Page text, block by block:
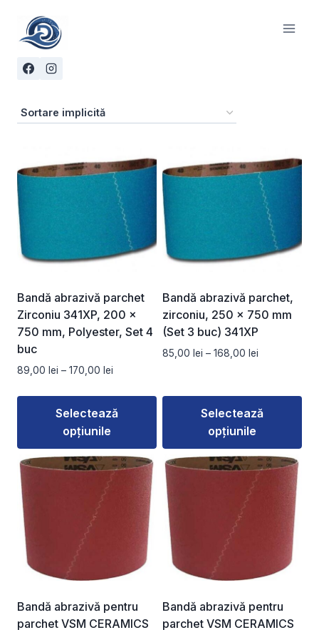
content
Bandă abrazivă parchet
Zirconiu 341XP, 200 x
750 mm, Polyester, Set 4
buc
89,00 lei – 170,00 lei
prețuri:
89,00 lei
170,00 lei
Selectează
opțiunile
Acest
produs
are
mai
multe
variații.
Opțiunile
fi
alese
Bandă abrazivă parchet,
zirconiu, 250 x 750 mm
(Set 3 buc) 341XP
85,00 lei – 168,00 lei
85,00 lei
până
Selectează
opțiunile
Acest
produs
are
mai
multe
variații.
Opțiunile
fi
alese
Bandă abrazivă pentru
parchet VSM CERAMICS
Bandă abrazivă pentru
parchet VSM CERAMICS